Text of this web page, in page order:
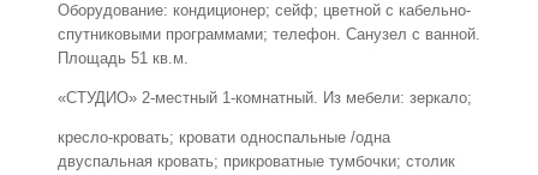
Оборудование: кондиционер; сейф; цветной с кабельно-
спутниковыми программами; телефон. Санузел с ванной.
Площадь 51 кв.м.
«СТУДИО» 2-местный 1-комнатный. Из мебели: зеркало;
кресло-кровать; кровати односпальные /одна
двуспальная кровать; прикроватные тумбочки; столик